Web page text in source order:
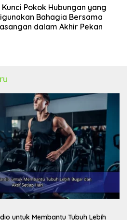
Kunci Pokok Hubungan yang
Bahagia Bersama
dalam Akhir Pekan
untuk Membantu Tubuh Lebih